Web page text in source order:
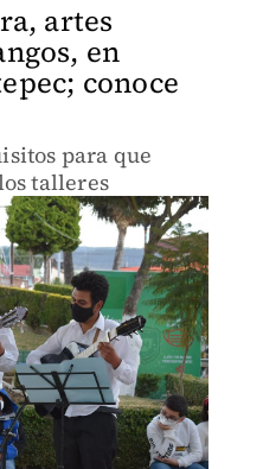
artes
en
conoce
para que
talleres